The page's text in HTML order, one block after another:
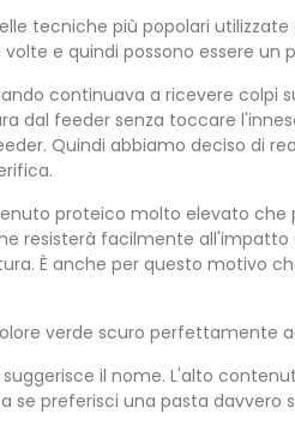
tecniche più popolari
e quindi possono essere
continuava a ricevere
dal feeder senza toccare
Quindi abbiamo deciso di
proteico molto elevato
resisterà facilmente
È anche per questo motivo
verde scuro perfettamente
il nome. L'alto
se preferisci una pasta